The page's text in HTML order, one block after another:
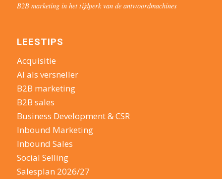
B2B marketing in het tijdperk van de antwoordmachines
LEESTIPS
Acquisitie
AI als versneller
B2B marketing
B2B sales
Business Development & CSR
Inbound Marketing
Inbound Sales
Social Selling
Salesplan 2026/27